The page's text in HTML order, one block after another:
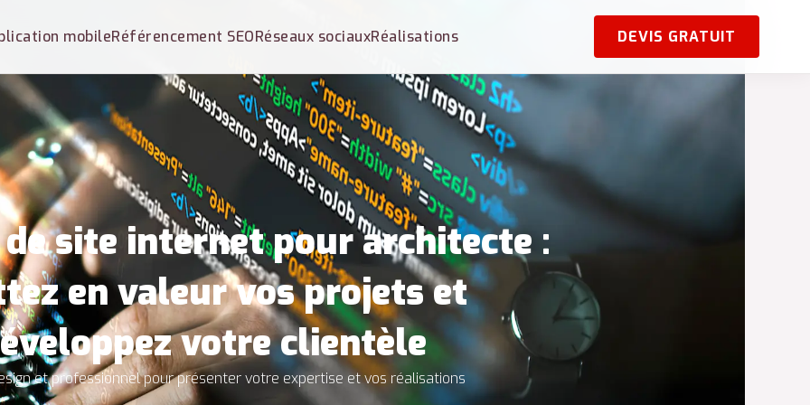
mobileRéférencement SEORéseaux sociauxRéalisations DEVIS GRATUIT
site internet pour architecte :
en valeur vos projets et
votre clientèle
et professionnel pour présenter votre expertise et vos réalisations